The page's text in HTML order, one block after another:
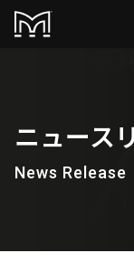
ニュース
News Release